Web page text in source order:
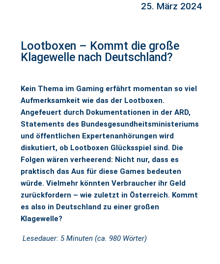
25. März 2024
Lootboxen – Kommt die große
Klagewelle nach Deutschland?
Kein Thema im Gaming erfährt momentan so viel
Aufmerksamkeit wie das der Lootboxen.
Angefeuert durch Dokumentationen in der ARD,
Statements des Bundesgesundheitsministeriums
und öffentlichen Expertenanhörungen wird
diskutiert, ob Lootboxen Glücksspiel sind. Die
Folgen wären verheerend: Nicht nur, dass es
praktisch das Aus für diese Games bedeuten
würde. Vielmehr könnten Verbraucher ihr Geld
zurückfordern – wie zuletzt in Österreich. Kommt
es also in Deutschland zu einer großen
Klagewelle?
Lesedauer: 5 Minuten (ca. 980 Wörter)